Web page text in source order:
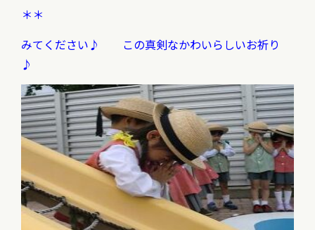
＊＊
みてください♪ この真剣なかわいらしいお祈り
♪